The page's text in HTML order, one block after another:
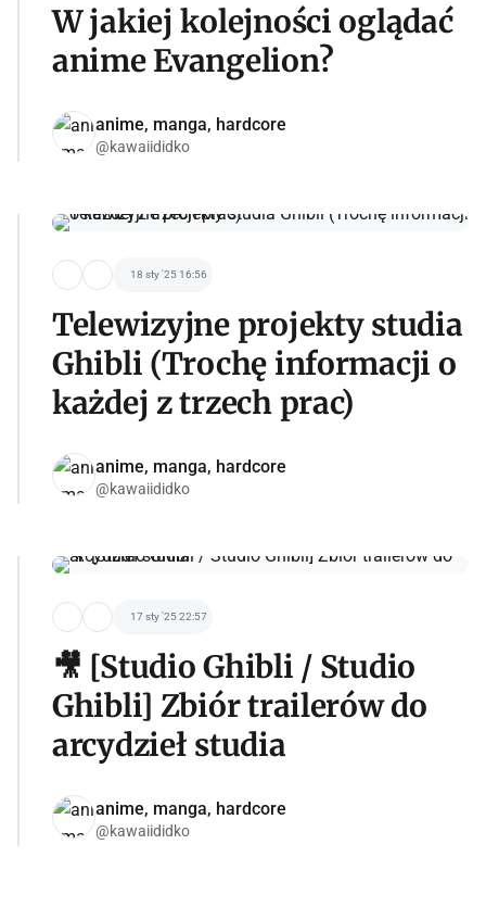
W jakiej kolejności oglądać
anime Evangelion?
anime, manga, hardcore
@kawaiididko
18 sty '25 16:56
Telewizyjne projekty studia
Ghibli (Trochę informacji o
każdej z trzech prac)
anime, manga, hardcore
@kawaiididko
17 sty '25 22:57
🎥 [Studio Ghibli / Studio
Ghibli] Zbiór trailerów do
arcydzieł studia
anime, manga, hardcore
@kawaiididko